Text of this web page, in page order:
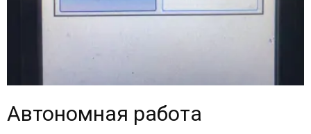
Автономная работа